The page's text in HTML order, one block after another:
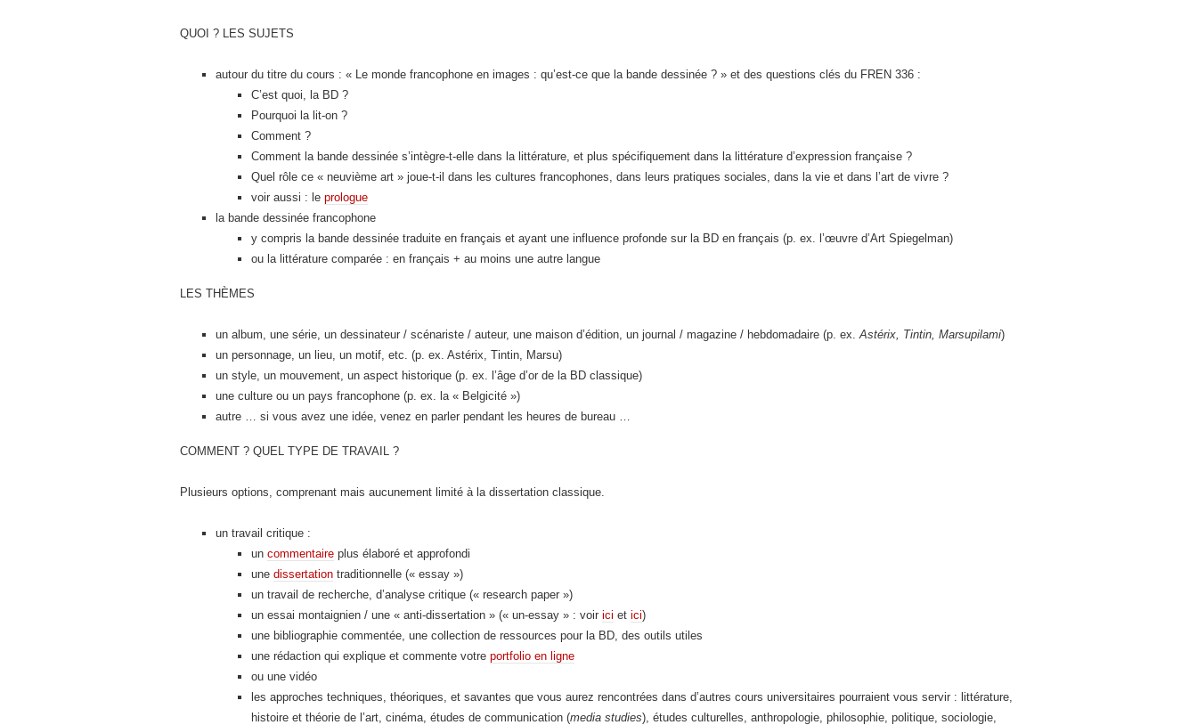
QUOI ? LES SUJETS
autour du titre du cours : « Le monde francophone en images : qu’est-ce que la bande dessinée ? » et des questions clés du FREN 336 :
C’est quoi, la BD ?
Pourquoi la lit-on ?
Comment ?
Comment la bande dessinée s’intègre-t-elle dans la littérature, et plus spécifiquement dans la littérature d’expression française ?
Quel rôle ce « neuvième art » joue-t-il dans les cultures francophones, dans leurs pratiques sociales, dans la vie et dans l’art de vivre ?
voir aussi : le prologue
la bande dessinée francophone
y compris la bande dessinée traduite en français et ayant une influence profonde sur la BD en français (p. ex. l’œuvre d’Art Spiegelman)
ou la littérature comparée : en français + au moins une autre langue
LES THÈMES
un album, une série, un dessinateur / scénariste / auteur, une maison d’édition, un journal / magazine / hebdomadaire (p. ex.Astérix, Tintin, Marsupilami)
un personnage, un lieu, un motif, etc. (p. ex. Astérix, Tintin, Marsu)
un style, un mouvement, un aspect historique (p. ex. l’âge d’or de la BD classique)
une culture ou un pays francophone (p. ex. la « Belgicité »)
autre … si vous avez une idée, venez en parler pendant les heures de bureau …
COMMENT ? QUEL TYPE DE TRAVAIL ?
Plusieurs options, comprenant mais aucunement limité à la dissertation classique.
un travail critique :
un commentaire plus élaboré et approfondi
une dissertation traditionnelle (« essay »)
un travail de recherche, d’analyse critique (« research paper »)
un essai montaignien / une « anti-dissertation » (« un-essay » : voir ici et ici)
une bibliographie commentée, une collection de ressources pour la BD, des outils utiles
une rédaction qui explique et commente votre portfolio en ligne
ou une vidéo
les approches techniques, théoriques, et savantes que vous aurez rencontrées dans d’autres cours universitaires pourraient vous servir : littérature,
histoire et théorie de l’art, cinéma, études de communication (media studies), études culturelles, anthropologie, philosophie, politique, sociologie,